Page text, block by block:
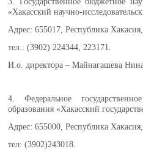
«Хакасский научно-
Адрес: 655017, Республика
тел.: (3902) 224344, 223171.
И.о. директора – Майнагашева
4. Федеральное
образования «Хакасский
Адрес: 655000, Республика
тел: (3902)243018.